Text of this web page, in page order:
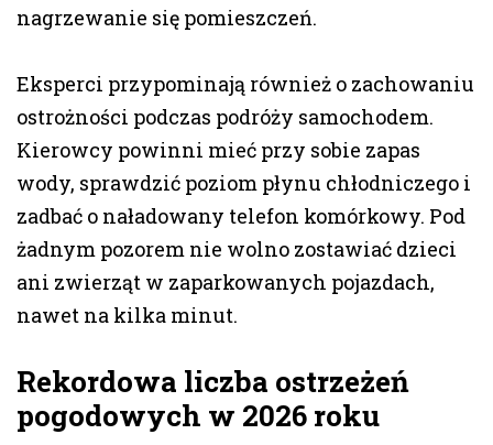
nagrzewanie się pomieszczeń.
Eksperci przypominają również o zachowaniu
ostrożności podczas podróży samochodem.
Kierowcy powinni mieć przy sobie zapas
wody, sprawdzić poziom płynu chłodniczego i
zadbać o naładowany telefon komórkowy. Pod
żadnym pozorem nie wolno zostawiać dzieci
ani zwierząt w zaparkowanych pojazdach,
nawet na kilka minut.
Rekordowa liczba ostrzeżeń
pogodowych w 2026 roku